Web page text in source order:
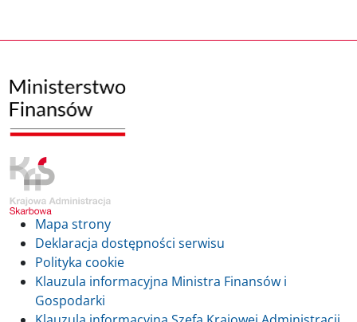
Mapa strony
Deklaracja dostępności serwisu
Polityka cookie
Klauzula informacyjna Ministra Finansów i
Gospodarki